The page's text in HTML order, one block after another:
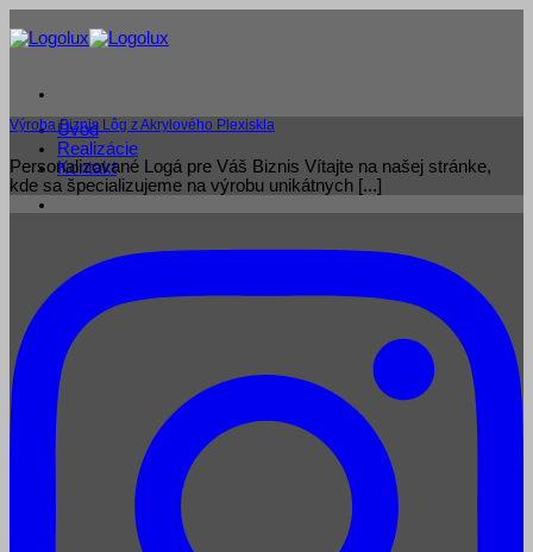
to
Úvod
Realizácie
Kontakt
Výroba Biznis Lôg z Akrylového Plexiskla
Personalizované Logá pre Váš Biznis Vítajte na našej stránke,
kde sa špecializujeme na výrobu unikátnych [...]